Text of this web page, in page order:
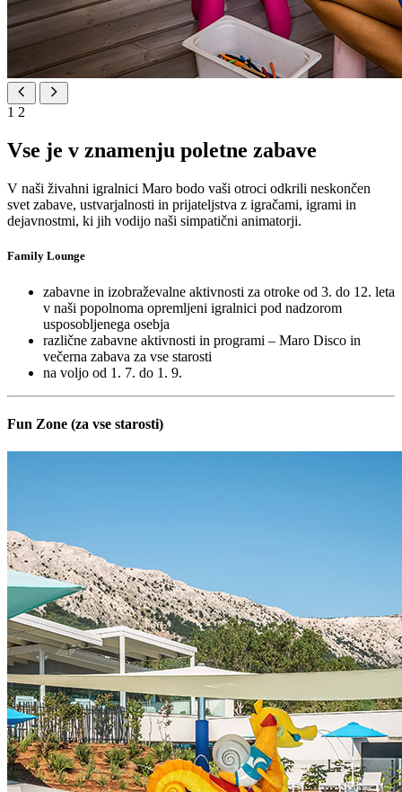
1 2
Vse je v znamenju poletne zabave
V naši živahni igralnici Maro bodo vaši otroci odkrili neskončen
svet zabave, ustvarjalnosti in prijateljstva z igračami, igrami in
dejavnostmi, ki jih vodijo naši simpatični animatorji.
Family Lounge
zabavne in izobraževalne aktivnosti za otroke od 3. do 12. leta
v naši popolnoma opremljeni igralnici pod nadzorom
usposobljenega osebja
različne zabavne aktivnosti in programi – Maro Disco in
večerna zabava za vse starosti
na voljo od 1. 7. do 1. 9.
Fun Zone (za vse starosti)